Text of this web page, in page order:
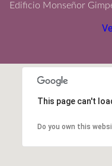
Edificio Monseñor
This page can't
Do you own this